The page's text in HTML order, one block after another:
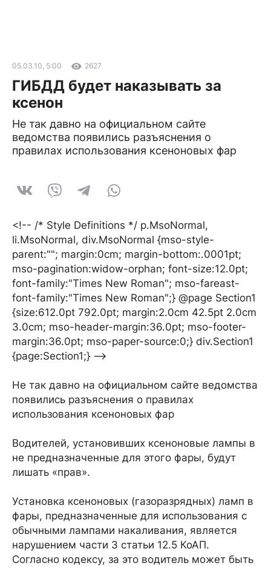
05.03.10, 5:00 2627
ГИБДД будет наказывать за
ксенон
Не так давно на официальном сайте
ведомства появились разъяснения о
правилах использования ксеноновых фар
<!-- /* Style Definitions */ p.MsoNormal,
li.MsoNormal, div.MsoNormal {mso-style-
parent:""; margin:0cm; margin-bottom:.0001pt;
mso-pagination:widow-orphan; font-size:12.0pt;
font-family:"Times New Roman"; mso-fareast-
font-family:"Times New Roman";} @page Section1
{size:612.0pt 792.0pt; margin:2.0cm 42.5pt 2.0cm
3.0cm; mso-header-margin:36.0pt; mso-footer-
margin:36.0pt; mso-paper-source:0;} div.Section1
{page:Section1;} -->
Не так давно на официальном сайте ведомства
появились разъяснения о правилах
использования ксеноновых фар
Водителей, установивших ксеноновые лампы в
не предназначенные для этого фары, будут
лишать «прав».
Установка ксеноновых (газоразрядных) ламп в
фары, предназначенные для использования с
обычными лампами накаливания, является
нарушением части 3 статьи 12.5 КоАП.
Согласно кодексу, за это водитель может быть